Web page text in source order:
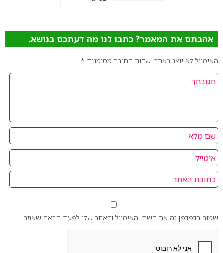
אהבתם את המאמר? כתבו לנו מה דעתכם בנושא.
האימייל לא יוצג באתר. שדות החובה מסומנים *
שמור בדפדפן זה את השם, האימייל והאתר שלי לפעם הבאה שאגיב.